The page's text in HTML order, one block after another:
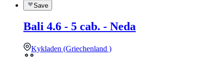
Save
Bali 4.6 - 5 cab. - Neda
Kykladen (Griechenland )